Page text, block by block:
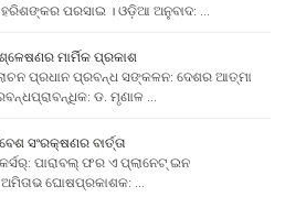
ପରସାଇ । ଓଡ଼ିଆ ଅନୁବାଦ: …
ମାର୍ମିକ ପ୍ରକାଶ
ପ୍ରଧାନ ପ୍ରବନ୍ଧ ସଙ୍କଳନ: ଦେଶର ଆତ୍ମା
ଡ. ମୃଣାଳ …
ସଂରକ୍ଷଣର ବାର୍ତ୍ତା
ପାରାବଲ୍ ଫର ଏ ପ୍ଲାନେଟ୍ ଇନ
ଘୋଷପ୍ରକାଶକ: …